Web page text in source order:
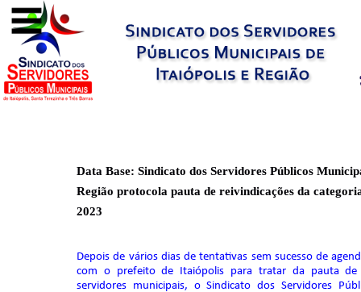
Data Base: Sindicato dos Servidores Públicos
Região protocola pauta de reivindicações da
2023